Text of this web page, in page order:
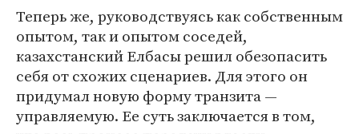
Теперь же, руководствуясь как собственным
опытом, так и опытом соседей,
казахстанский Елбасы решил обезопасить
себя от схожих сценариев. Для этого он
придумал новую форму транзита —
управляемую. Ее суть заключается в том,